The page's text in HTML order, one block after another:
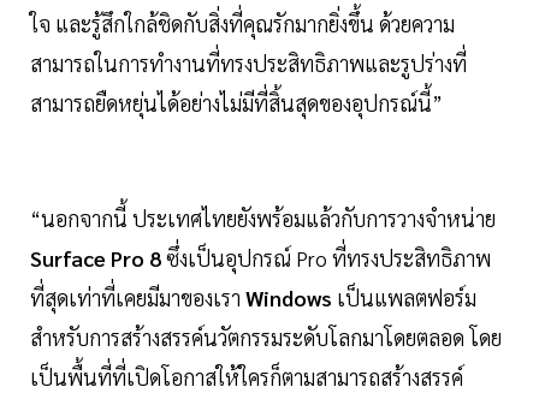
ใจ และรู้สึกใกล้ชิดกับสิ่งที่คุณรักมากยิ่งขึ้น ด้วยความ
สามารถในการทำงานที่ทรงประสิทธิภาพและรูปร่างที่
สามารถยืดหยุ่นได้อย่างไม่มีที่สิ้นสุดของอุปกรณ์นี้”
“นอกจากนี้ ประเทศไทยยังพร้อมแล้วกับการวางจำหน่าย
Surface Pro 8ซึ่งเป็นอุปกรณ์ Pro ที่ทรงประสิทธิภาพ
ที่สุดเท่าที่เคยมีมาของเรา Windows เป็นแพลตฟอร์ม
สำหรับการสร้างสรรค์นวัตกรรมระดับโลกมาโดยตลอด โดย
เป็นพื้นที่ที่เปิดโอกาสให้ใครก็ตามสามารถสร้างสรรค์